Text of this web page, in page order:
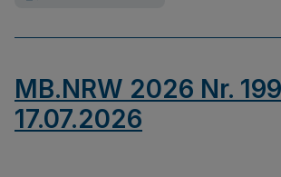
MB.NRW 2026 Nr.
17.07.2026